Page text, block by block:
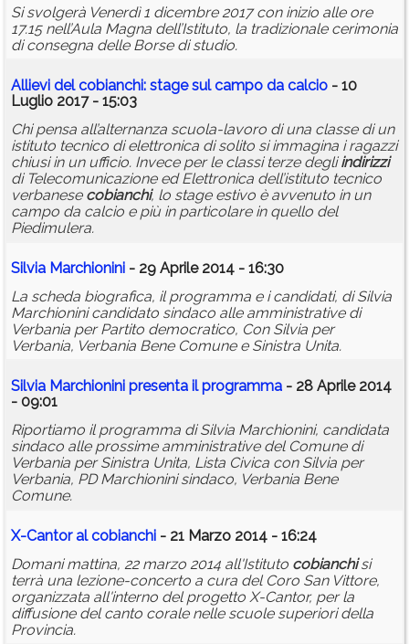
Si svolgerà Venerdì 1 dicembre 2017 con inizio alle ore
17.15 nell’Aula Magna dell’Istituto, la tradizionale cerimonia
di consegna delle Borse di studio.
Allievi delcobianchi: stage sul campo da calcio - 10
Luglio 2017 - 15:03
Chi pensa all’alternanza scuola-lavoro di una classe di un
istituto tecnico di elettronica di solito si immagina i ragazzi
chiusi in un ufficio. Invece per le classi terze degliindirizzi
di Telecomunicazione ed Elettronica dell’istituto tecnico
verbanese cobianchi, lo stage estivo è avvenuto in un
campo da calcio e più in particolare in quello del
Piedimulera.
Silvia Marchionini - 29 Aprile 2014 - 16:30
La scheda biografica, il programma e i candidati, di Silvia
Marchionini candidato sindaco alle amministrative di
Verbania per Partito democratico, Con Silvia per
Verbania, Verbania Bene Comune e Sinistra Unita.
Silvia Marchionini presenta il programma - 28 Aprile 2014
- 09:01
Riportiamo il programma di Silvia Marchionini, candidata
sindaco alle prossime amministrative del Comune di
Verbania per Sinistra Unita, Lista Civica con Silvia per
Verbania, PD Marchionini sindaco, Verbania Bene
Comune.
X-Cantor alcobianchi - 21 Marzo 2014 - 16:24
Domani mattina, 22 marzo 2014 all'Istituto cobianchisi
terrà una lezione-concerto a cura del Coro San Vittore,
organizzata all'interno del progetto X-Cantor, per la
diffusione del canto corale nelle scuole superiori della
Provincia.